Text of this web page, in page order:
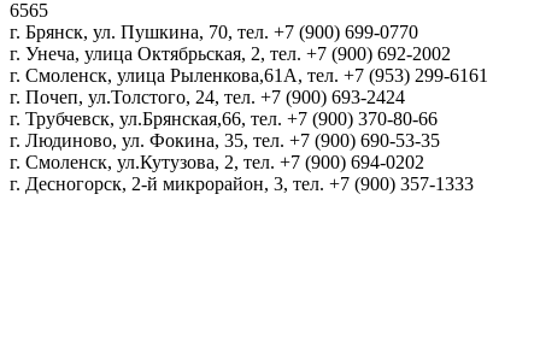
6565
г. Брянск, ул. Пушкина, 70, тел. +7 (900) 699-0770
г. Унеча, улица Октябрьская, 2, тел. +7 (900) 692-2002
г. Смоленск, улица Рыленкова,61А, тел. +7 (953) 299-6161
г. Почеп, ул.Толстого, 24, тел. +7 (900) 693-2424
г. Трубчевск, ул.Брянская,66, тел. +7 (900) 370-80-66
г. Людиново, ул. Фокина, 35, тел. +7 (900) 690-53-35
г. Смоленск, ул.Кутузова, 2, тел. +7 (900) 694-0202
г. Десногорск, 2-й микрорайон, 3, тел. +7 (900) 357-1333